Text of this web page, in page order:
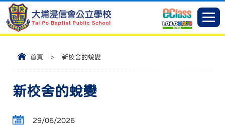
首頁 > 新校舍的蛻變
新校舍的蛻變
29/06/2026